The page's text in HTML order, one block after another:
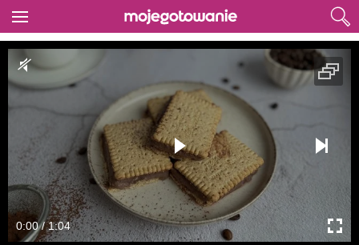
0:00 / 1:04